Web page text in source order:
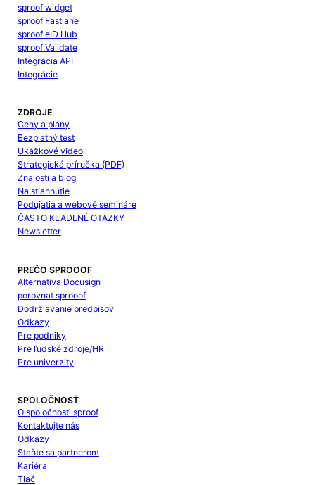
sproof widget
sproof Fastlane
sproof eID Hub
sproof Validate
Integrácia API
Integrácie
ZDROJE
Ceny a plány
Bezplatný test
Ukážkové video
Strategická príručka (PDF)
Znalosti a blog
Na stiahnutie
Podujatia a webové semináre
ČASTO KLADENÉ OTÁZKY
Newsletter
PREČO SPROOOF
Alternatíva Docusign
porovnať sprooof
Dodržiavanie predpisov
Odkazy
Pre podniky
Pre ľudské zdroje/HR
Pre univerzity
SPOLOČNOSŤ
O spoločnosti sproof
Kontaktujte nás
Odkazy
Staňte sa partnerom
Kariéra
Tlač